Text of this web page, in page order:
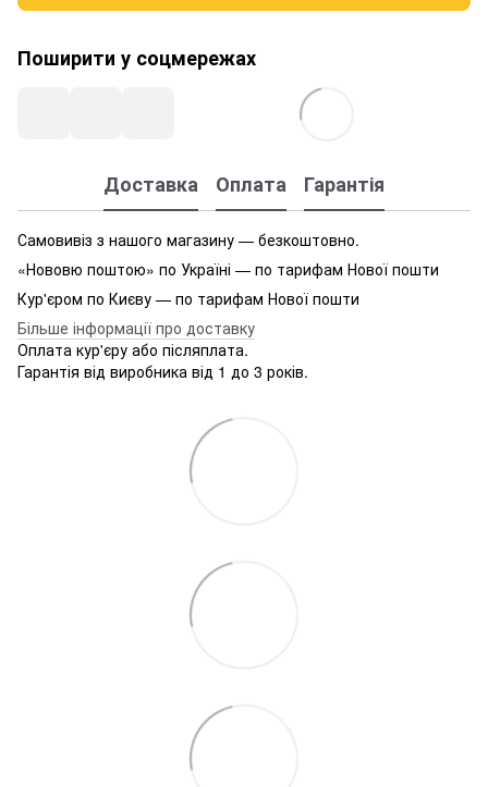
Поширити у соцмережах
Доставка Оплата Гарантія
Самовивіз з нашого магазину — безкоштовно.
«Нововю поштою» по Україні — по тарифам Нової пошти
Кур'єром по Києву — по тарифам Нової пошти
Більше інформації про доставку
Оплата кур'єру або післяплата.
Гарантія від виробника від 1 до 3 років.